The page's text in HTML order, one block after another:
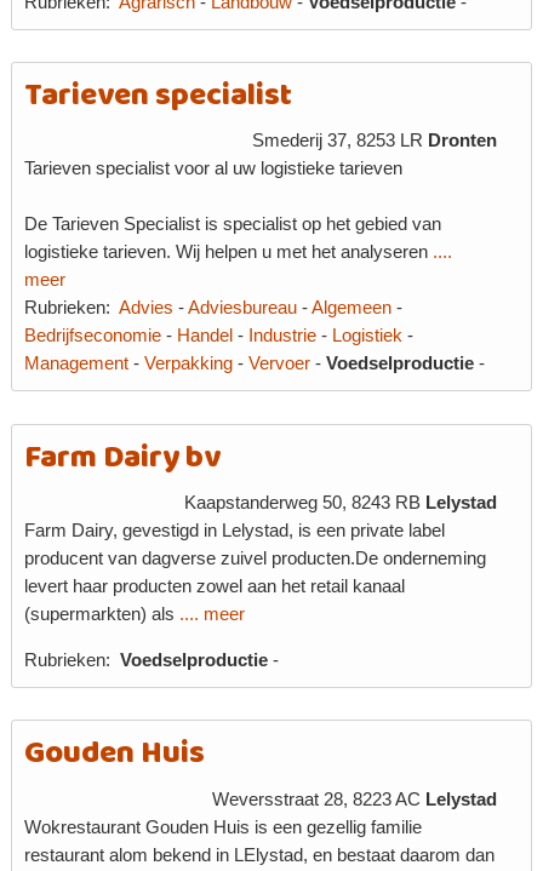
Tarieven specialist
Smederij 37, 8253 LR Dronten
Tarieven specialist voor al uw logistieke tarieven
De Tarieven Specialist is specialist op het gebied van
logistieke tarieven. Wij helpen u met het analyseren ....
meer
Rubrieken:Advies -Adviesbureau -Algemeen -
Bedrijfseconomie - Handel - Industrie - Logistiek -
Management -Verpakking -Vervoer -Voedselproductie -
Farm Dairy bv
Kaapstanderweg 50, 8243 RB Lelystad
Farm Dairy, gevestigd in Lelystad, is een private label
producent van dagverse zuivel producten.De onderneming
levert haar producten zowel aan het retail kanaal
(supermarkten) als .... meer
Rubrieken:Voedselproductie -
Gouden Huis
Weversstraat 28, 8223 AC Lelystad
Wokrestaurant Gouden Huis is een gezellig familie
restaurant alom bekend in LElystad, en bestaat daarom dan